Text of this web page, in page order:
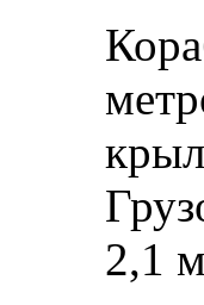
2,1